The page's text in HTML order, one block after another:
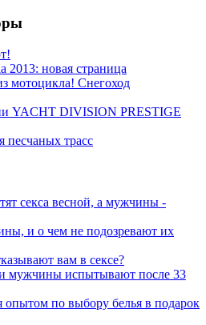
2013: новая страница
мотоцикла! Снегоход
YACHT DIVISION PRESTIGE
песчаных трасс
секса весной, а мужчины -
и о чем не подозревают их
вам в сексе?
мужчины испытывают после 33
по выбору белья в подарок